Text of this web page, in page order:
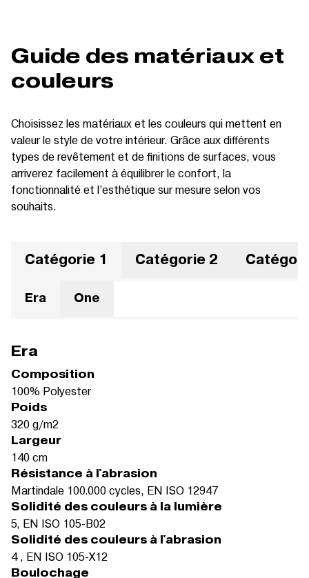
Guide des matériaux et
couleurs
Choisissez les matériaux et les couleurs qui mettent en
valeur le style de votre intérieur. Grâce aux différents
types de revêtement et de finitions de surfaces, vous
arriverez facilement à équilibrer le confort, la
fonctionnalité et l’esthétique sur mesure selon vos
souhaits.
Catégorie 1 Catégorie 2
Era One
Era
Composition
100% Polyester
Poids
320 g/m2
Largeur
140 cm
Résistance à l'abrasion
Martindale 100.000 cycles, EN ISO 12947
Solidité des couleurs à la lumière
5, EN ISO 105-B02
Solidité des couleurs à l'abrasion
4 , EN ISO 105-X12
Boulochage